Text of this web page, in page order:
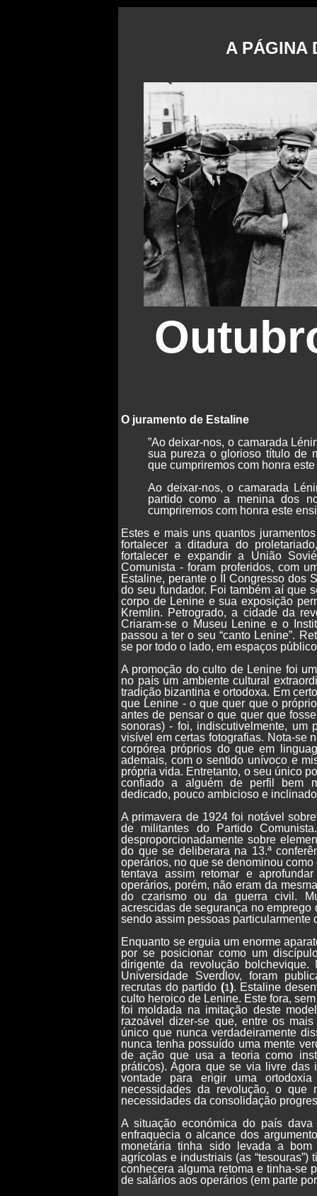
A PÁGINA
O juramento de Estaline
”Ao deixar-nos, o camarada
sua pureza o glorioso título de
que cumpriremos com honra
Ao deixar-nos, o camarada
partido como a menina dos
cumpriremos com honra este
Estes e mais uns quantos
fortalecer a ditadura do
fortalecer e expandir a União
Comunista - foram proferidos, com
Estaline, perante o II Congresso dos
do seu fundador. Foi também aí que
corpo de Lenine e sua exposição
Kremlin. Petrogrado, a cidade da
Criaram-se o Museu Lenine e o
passou a ter o seu “canto Lenine”.
se por todo o lado, em espaços
A promoção do culto de Lenine foi
no país um ambiente cultural
tradição bizantina e ortodoxa. Em
que Lenine - o que quer que o
antes de pensar o que quer que
sonoras) - foi, indiscutivelmente,
visível em certas fotografias. Nota-se
corpórea próprios do que em
ademais, com o sentido unívoco e
própria vida. Entretanto, o seu único
confiado a alguém de perfil bem
dedicado, pouco ambicioso e
A primavera de 1924 foi notável
de militantes do Partido
desproporcionadamente sobre
do que se deliberara na 13.ª
operários, no que se denominou como
tentava assim retomar e
operários, porém, não eram da
do czarismo ou da guerra civil.
acrescidas de segurança no
sendo assim pessoas particularmente
Enquanto se erguia um enorme
por se posicionar como um
dirigente da revolução
Universidade Sverdlov, foram
recrutas do partido (1). Estaline
culto heroico de Lenine. Este fora,
foi moldada na imitação deste
razoável dizer-se que, entre os
único que nunca verdadeiramente
nunca tenha possuído uma mente
de ação que usa a teoria como
práticos). Agora que se via livre das
vontade para erigir uma
necessidades da revolução, o que
necessidades da consolidação
A situação económica do país
enfraquecia o alcance dos
monetária tinha sido levada a
agrícolas e industriais (as
conhecera alguma retoma e tinha-se
de salários aos operários (em parte